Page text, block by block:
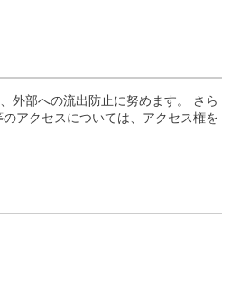
外部への流出防止に努めます。 さら
アクセスについては、アクセス権を